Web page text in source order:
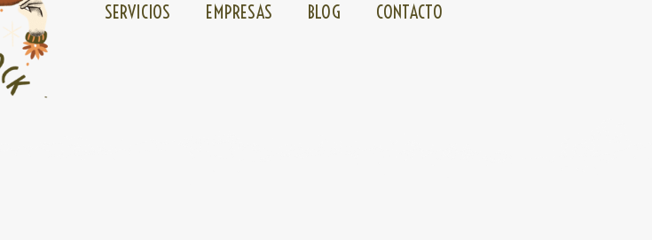
SERVICIOS EMPRESAS BLOG CONTACTO